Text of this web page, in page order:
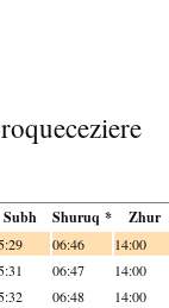
Subh Shuruq * Zhur
06:46 14:00
06:47 14:00
06:48 14:00